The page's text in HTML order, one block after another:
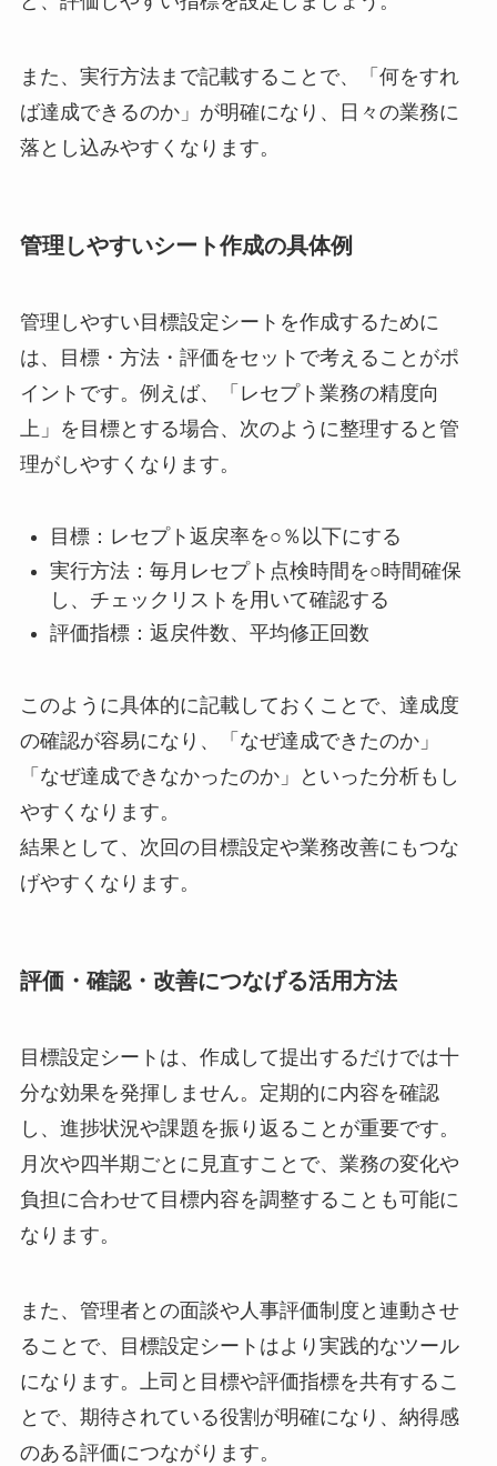
また、実行方法まで記載することで、「何をすれ
ば達成できるのか」が明確になり、日々の業務に
落とし込みやすくなります。
管理しやすいシート作成の具体例
管理しやすい目標設定シートを作成するために
は、目標・方法・評価をセットで考えることがポ
イントです。例えば、「レセプト業務の精度向
上」を目標とする場合、次のように整理すると管
理がしやすくなります。
目標：レセプト返戻率を○％以下にする
実行方法：毎月レセプト点検時間を○時間確保
し、チェックリストを用いて確認する
評価指標：返戻件数、平均修正回数
このように具体的に記載しておくことで、達成度
の確認が容易になり、「なぜ達成できたのか」
「なぜ達成できなかったのか」といった分析もし
やすくなります。
結果として、次回の目標設定や業務改善にもつな
げやすくなります。
評価・確認・改善につなげる活用方法
目標設定シートは、作成して提出するだけでは十
分な効果を発揮しません。定期的に内容を確認
し、進捗状況や課題を振り返ることが重要です。
月次や四半期ごとに見直すことで、業務の変化や
負担に合わせて目標内容を調整することも可能に
なります。
また、管理者との面談や人事評価制度と連動させ
ることで、目標設定シートはより実践的なツール
になります。上司と目標や評価指標を共有するこ
とで、期待されている役割が明確になり、納得感
のある評価につながります。